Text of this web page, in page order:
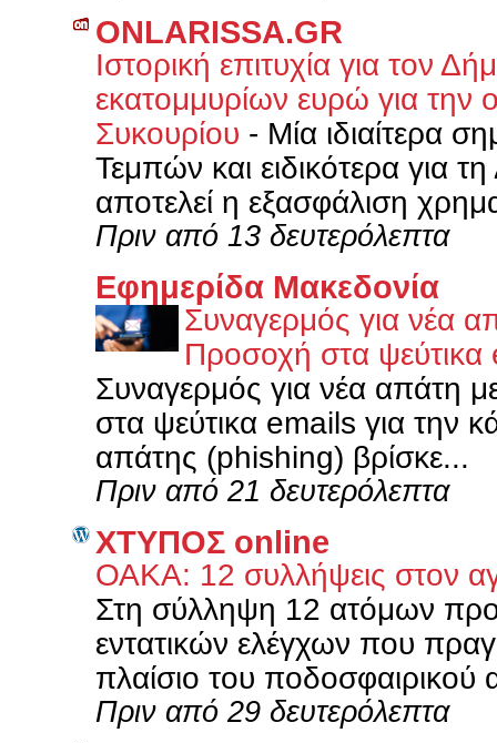
ONLARISSA.GR
Ιστορική επιτυχία για τον
εκατομμυρίων ευρώ για την
Συκουρίου - Μία ιδιαίτερα
Τεμπών και ειδικότερα για
αποτελεί η εξασφάλιση
Πριν από 13 δευτερόλεπτα
Εφημερίδα Μακεδονία
Συναγερμός για νέα
Προσοχή στα ψεύτικα
Συναγερμός για νέα
στα ψεύτικα emails για την
απάτης (phishing) βρίσκε...
Πριν από 21 δευτερόλεπτα
XΤΥΠΟΣ online
ΟΑΚΑ: 12 συλλήψεις στον
Στη σύλληψη 12 ατόμων
εντατικών ελέγχων που
πλαίσιο του
Πριν από 29 δευτερόλεπτα